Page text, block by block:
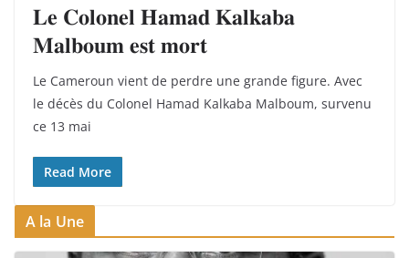
𝐋𝐞 𝐂𝐨𝐥𝐨𝐧𝐞𝐥 𝐇𝐚𝐦𝐚𝐝 𝐊𝐚𝐥𝐤𝐚𝐛𝐚
𝐌𝐚𝐥𝐛𝐨𝐮𝐦 𝐞𝐬𝐭 𝐦𝐨𝐫𝐭
Le Cameroun vient de perdre une grande figure. Avec
le décès du Colonel Hamad Kalkaba Malboum, survenu
ce 13 mai
Read More
A la Une